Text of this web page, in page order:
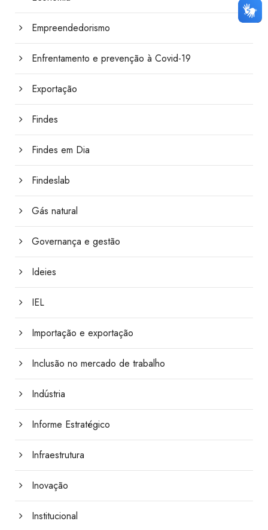
Empreendedorismo
Enfrentamento e prevenção à Covid-19
Exportação
Findes
Findes em Dia
Findeslab
Gás natural
Governança e gestão
Ideies
IEL
Importação e exportação
Inclusão no mercado de trabalho
Indústria
Informe Estratégico
Infraestrutura
Inovação
Institucional